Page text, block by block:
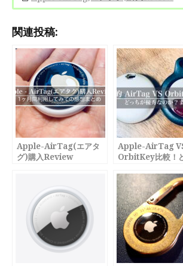
関連投稿:
Apple-AirTag(エアタ
グ)購入Review
Apple-AirTag
OrbitKey比較！